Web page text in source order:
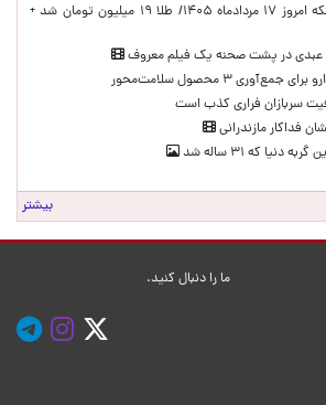
قیمت جدید طلا و سکه امروز ۱۷ مردادماه ۱۴۰۵/ طلا ۱۹ میلیون تومان شد +
عبدی در پشت صحنه یک فیلم معروف
۳ محصول سلامت‌محور
سربازان فراری کذب است
فداکار مازندرانی
دنیا که ۳۱ ساله شد
بیشتر
ما را دنبال کنید.